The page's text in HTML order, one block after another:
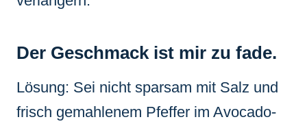
Der Geschmack ist mir zu fade.
Lösung: Sei nicht sparsam mit Salz und
frisch gemahlenem Pfeffer im Avocado-